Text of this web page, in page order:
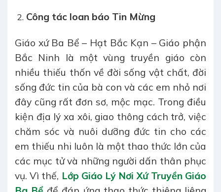
Công tác loan báo Tin Mừng
Giáo xứ Ba Bể – Hạt Bắc Kạn – Giáo phận
Bắc Ninh là một vùng truyền giáo còn
nhiều thiếu thốn về đời sống vật chất, đời
sống đức tin của bà con và các em nhỏ nơi
đây cũng rất đơn sơ, mộc mạc. Trong điều
kiện địa lý xa xôi, giao thông cách trở, việc
chăm sóc và nuôi dưỡng đức tin cho các
em thiếu nhi luôn là một thao thức lớn của
các mục tử và những người dấn thân phục
vụ. Vì thế, Lớp Giáo Lý Nơi Xứ Truyền Giáo